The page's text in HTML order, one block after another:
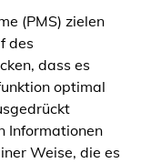
(PMS) zielen
des
dass es
optimal
Informationen
Weise, die es